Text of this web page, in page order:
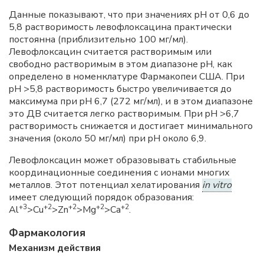
Данные показывают, что при значениях pH от 0,6 до
5,8 растворимость левофлоксацина практически
постоянна (приблизительно 100 мг/мл).
Левофлоксацин считается растворимым или
свободно растворимым в этом диапазоне pH, как
определено в номенклатуре Фармакопеи США. При
pH >5,8 растворимость быстро увеличивается до
максимума при pH 6,7 (272 мг/мл), и в этом диапазоне
это ДВ считается легко растворимым. При pH >6,7
растворимость снижается и достигает минимального
значения (около 50 мг/мл) при pH около 6,9.
Левофлоксацин может образовывать стабильные
координационные соединения с ионами многих
металлов. Этот потенциал хелатирования in vitro
имеет следующий порядок образования:
Al+3>Cu+2>Zn+2>Mg+2>Ca+2.
Фармакология
Механизм действия